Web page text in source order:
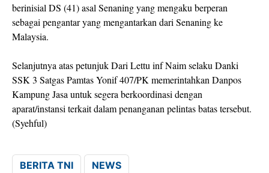
berinisial DS (41) asal Senaning yang mengaku berperan
sebagai pengantar yang mengantarkan dari Senaning ke
Malaysia.
Selanjutnya atas petunjuk Dari Lettu inf Naim selaku Danki
SSK 3 Satgas Pamtas Yonif 407/PK memerintahkan Danpos
Kampung Jasa untuk segera berkoordinasi dengan
aparat/instansi terkait dalam penanganan pelintas batas tersebut.
(Syehful)
BERITA TNI NEWS